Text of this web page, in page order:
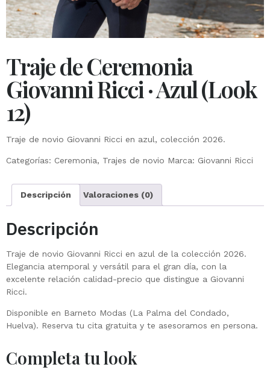
Traje de Ceremonia
Giovanni Ricci · Azul (Look
12)
Traje de novio Giovanni Ricci en azul, colección 2026.
Categorías: Ceremonia, Trajes de novio Marca: Giovanni Ricci
Descripción Valoraciones (0)
Descripción
Traje de novio Giovanni Ricci en azul de la colección 2026.
Elegancia atemporal y versátil para el gran día, con la
excelente relación calidad-precio que distingue a Giovanni
Ricci.
Disponible en Barneto Modas (La Palma del Condado,
Huelva). Reserva tu cita gratuita y te asesoramos en persona.